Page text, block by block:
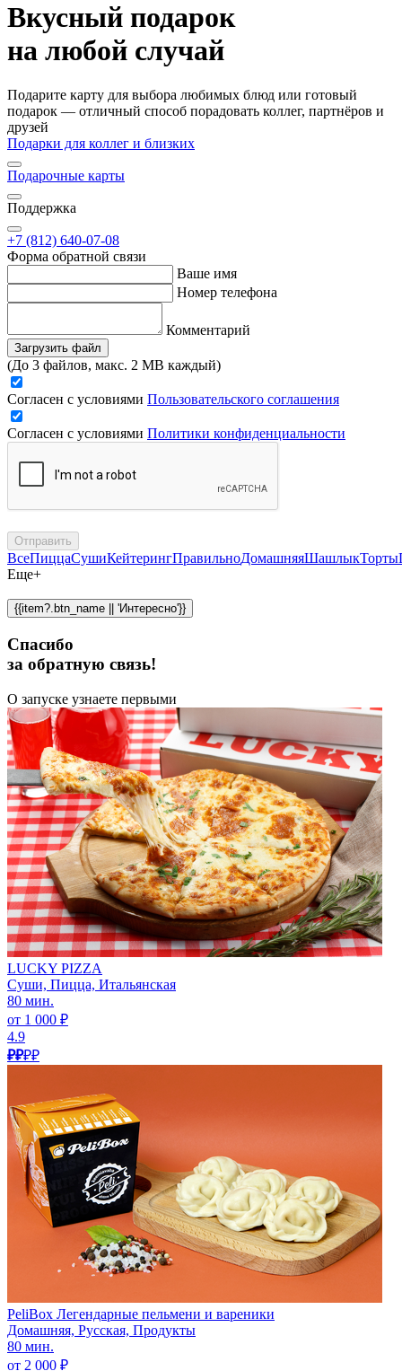
Вкусный подарок
на любой случай
Подарите карту для выбора любимых блюд или готовый
подарок — отличный способ порадовать коллег, партнёров и
друзей
Подарки для коллег и близких
Подарочные карты
Поддержка
+7 (812) 640-07-08
Форма обратной связи
Ваше имя
Номер телефона
Комментарий
Загрузить файл
(До 3 файлов, макс. 2 MB каждый)
Согласен с условиями Пользовательского соглашения
Согласен с условиями Политики конфиденциальности
Отправить
ВсеПиццаСушиКейтерингПравильноДомашняяШашлыкТорты
Еще+
{{item?.btn_name || 'Интересно'}}
Спасибо
за обратную связь!
О запуске узнаете первыми
LUCKY PIZZA
Суши, Пицца, Итальянская
80 мин.
от 1 000 ₽
4.9
₽₽₽₽
PeliBox Легендарные пельмени и вареники
Домашняя, Русская, Продукты
80 мин.
от 2 000 ₽